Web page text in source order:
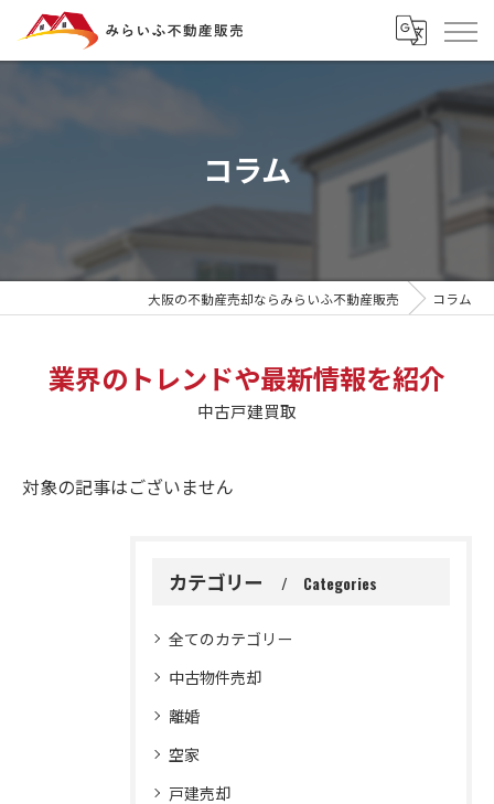
コラム
大阪の不動産売却ならみらいふ不動産販売 コラム
業界のトレンドや最新情報を紹介
中古戸建買取
対象の記事はございません
カテゴリー Categories
全てのカテゴリー
中古物件売却
離婚
空家
戸建売却